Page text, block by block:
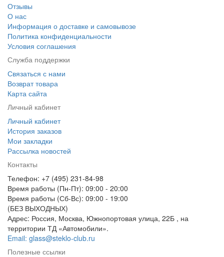
Отзывы
О нас
Информация о доставке и самовывозе
Политика конфиденциальности
Условия соглашения
Служба поддержки
Связаться с нами
Возврат товара
Карта сайта
Личный кабинет
Личный кабинет
История заказов
Мои закладки
Рассылка новостей
Контакты
Телефон: +7 (495) 231-84-98
Время работы (Пн-Пт): 09:00 - 20:00
Время работы (Сб-Вс): 09:00 - 19:00
(БЕЗ ВЫХОДНЫХ)
Адрес: Россия, Москва, Южнопортовая улица, 22Б , на
территории ТД «Автомобили».
Email: glass@steklo-club.ru
Полезные ссылки